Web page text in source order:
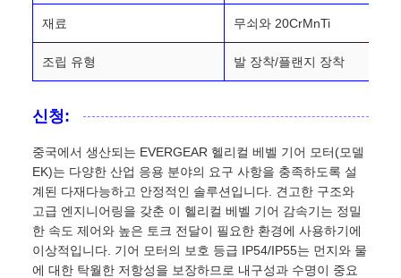
재료 무쇠와 20CrMnTi
조립 유형 발 장착/플랜지 장착
신청:
중국에서 생산되는 EVERGEAR 헬리컬 베벨 기어 모터(모델
EK)는 다양한 산업 응용 분야의 요구 사항을 충족하도록 설
계된 다재다능하고 안정적인 솔루션입니다. 견고한 구조와
고급 엔지니어링을 갖춘 이 헬리컬 베벨 기어 감속기는 정밀
한 속도 제어와 높은 토크 전달이 필요한 환경에 사용하기에
이상적입니다. 기어 모터의 보호 등급 IP54/IP55는 먼지와 물
에 대한 탁월한 저항성을 보장하므로 내구성과 수명이 중요